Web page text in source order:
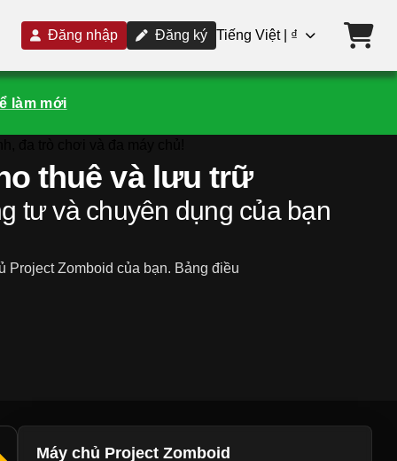
Đăng nhập Đăng ký Tiếng Việt | ₫
làm mới
thuê và lưu trữ
tư và chuyên dụng của bạn
Zomboid của bạn. Bảng điều
Máy chủ Project Zomboid